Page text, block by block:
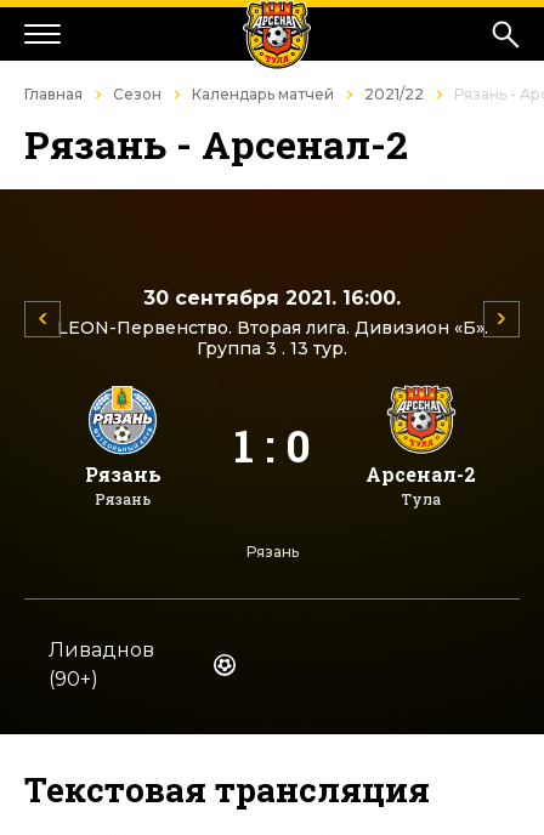
Главная Сезон Календарь матчей 2021/22 Рязань -
Рязань - Арсенал-2
30 сентября 2021. 16:00.
LEON-Первенство. Вторая лига. Дивизион «Б».
Группа 3 . 13 тур.
Рязань
Рязань
1 : 0 Арсенал-2
Тула
Рязань
Ливаднов
(90+)
Текстовая трансляция